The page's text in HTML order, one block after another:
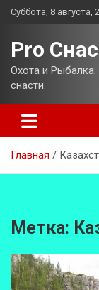
Перейти
Суббота, 8 августа,
Pro
Охота и Рыбалка:
снасти.
Главная
Метка: